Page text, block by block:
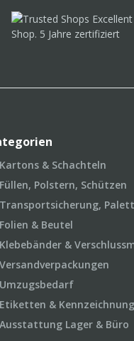
Kartons & Schachteln
Füllen, Polstern, Schützen
Transportsicherung,
Folien & Beutel
Klebebänder &
Versandverpackungen
Umzugsbedarf
Etiketten & Kennzeichnung
Ausstattung Lager & Büro